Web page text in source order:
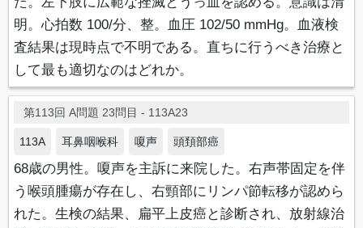
明。心拍数 100/分、整。血圧 102/50 mmHg。血液検
査結果は現時点で不明である。直ちに行うべき治療と
して最も適切なのはどれか。
第113回 A問題 23問目 - 113A23
113A 耳鼻咽喉科 嗄声 頭頚部癌
68歳の男性。嗄声を主訴に来院した。右声帯固定を伴
う喉頭腫瘍が存在し、右頸部にリンパ節転移が認めら
れた。生検の結果、扁平上皮癌と診断され、放射線治